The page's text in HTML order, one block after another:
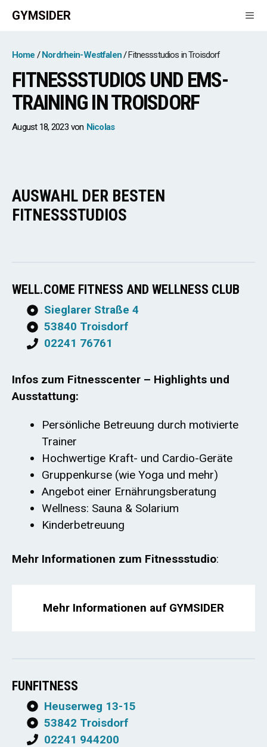
Zum
Inhalt
GYMSIDER
Home Nordrhein-Westfalen Fitnessstudios in Troisdorf
FITNESSSTUDIOS UND EMS-
TRAINING IN TROISDORF
August 18, 2023 von Nicolas
AUSWAHL DER BESTEN
FITNESSSTUDIOS
WELL.COME FITNESS AND WELLNESS CLUB
Sieglarer Straße 4
53840 Troisdorf
02241 76761
Infos zum Fitnesscenter – Highlights und
Ausstattung:
Persönliche Betreuung durch motivierte
Trainer
Hochwertige Kraft- und Cardio-Geräte
Gruppenkurse (wie Yoga und mehr)
Angebot einer Ernährungsberatung
Wellness: Sauna & Solarium
Kinderbetreuung
Mehr Informationen zum Fitnessstudio:
Mehr Informationen auf GYMSIDER
FUNFITNESS
Heuserweg 13-15
53842 Troisdorf
02241 944200